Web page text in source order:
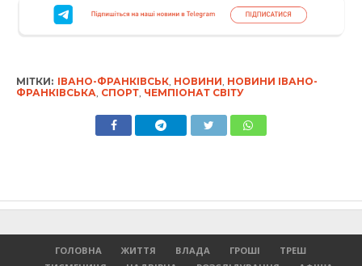
МІТКИ: ІВАНО-ФРАНКІВСЬК, НОВИНИ НОВИНИ ІВАНО-
ФРАНКІВСЬКА СПОРТ, ЧЕМПІОНАТ СВІТУ
ГОЛОВНА ЖИТТЯ ВЛАДА ГРОШІ
ТРЕШ